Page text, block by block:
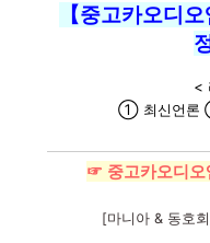
【중고카오디
<
① 최신언론
☞ 중고카오디
[마니아 & 동호